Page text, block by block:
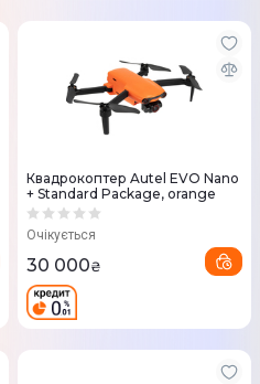
Квадрокоптер Autel EVO Nano
+ Standard Package, orange
Очікується
30 000₴